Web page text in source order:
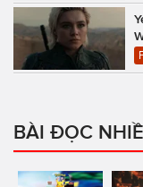
BÀI ĐỌC